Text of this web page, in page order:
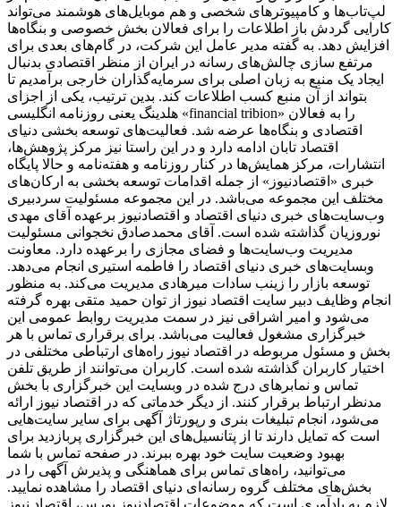
لپ‌تاب‌ها و کامپیوترهای شخصی و هم موبایل‌های هوشمند می‌تواند
کارایی گردش باز اطلاعات را برای فعالان بخش خصوصی و بنگاه‌ها
افزایش دهد. به گفته مدیر عامل این شرکت، در گام‌های بعدی برای
مرتفع سازی چالش‌های رسانه در ایران از منظر اقتصادی بدنبال
ایجاد یک منبع به زبان اصلی برای سرمایه‌گذاران خارجی برآمدیم تا
بتواند از آن منبع کسب اطلاعات کند. بدین ترتیب، یکی از اجزای
هلدینگ یعنی روزنامه انگلیسی «financial tribion» را به فعالان
اقتصادی و بنگاه‌ها عرضه شد. فعالیت‌های توسعه بخشی دنیای
اقتصاد تابان ادامه دارد و در این راستا نیز مرکز پژوهش‌ها،
انتشارات، مرکز همایش‌ها در کنار روزنامه و هفته‌نامه و حالا پایگاه
خبری «اقتصادنیوز» از جمله اقدامات توسعه بخشی به ارکان‌های
مختلف این مجموعه می‌باشد. در این مجموعه مسئولیت سردبیری
وب‌سایت‌های خبری دنیای اقتصاد و اقتصادنیوز برعهده آقای مهدی
نوروزیان گذاشته شده است. آقای محمدصادق نخجوانی مسئولیت
مدیریت وب‌سایت‌ها و فضای مجازی را برعهده دارد. معاونت
وبسایت‌های خبری دنیای اقتصاد را فاطمه استیری انجام می‌دهد.
توسعه بازار را زینب سادات میرهادی مدیریت می‌کند. به منظور
انجام وظایف دبیر سایت اقتصاد نیوز از توان حمید متقی بهره گرفته
می‌شود و امیر اشراقی نیز در سمت مدیریت روابط عمومی این
خبرگزاری مشغول فعالیت می‌باشد. برای برقراری تماس با هر
بخش و مسئول مربوطه در اقتصاد نیوز راه‌های ارتباطی مختلفی در
اختیار کاربران گذاشته شده است. کاربران می‌توانند از طریق تلفن
تماس و نمابرهای درج شده در وبسایت این خبرگزاری با بخش
مدنظر ارتباط برقرار کنند. از دیگر خدماتی که در اقتصاد نیوز ارائه
می‌شود، انجام تبلیغات بنری و رپورتاژ آگهی برای سایر سایت‌هایی
است که تمایل دارند تا از پتانسیل‌های این خبرگزاری پربازدید برای
بهبود وضعیت سایت خود بهره ببرند. در صفحه تماس با شما
می‌توانید، راه‌های تماس برای هماهنگی و پذیرش آگهی را در
بخش‌های مختلف گروه رسانه‌ای دنیای اقتصاد را مشاهده نمایید.